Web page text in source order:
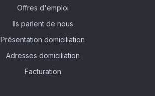
Offres d'emploi
Ils parlent de nous
Présentation domiciliation
Adresses domiciliation
Facturation